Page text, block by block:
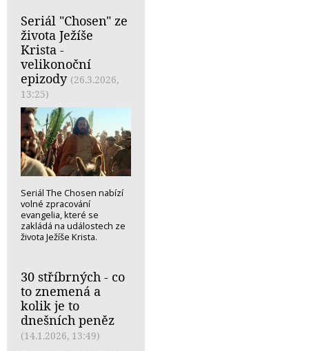
Seriál "Chosen" ze
života Ježíše
Krista -
velikonoční
epizody (26.3.2026,
13:25)
Seriál The Chosen nabízí
volné zpracování
evangelia, které se
zakládá na událostech ze
života Ježíše Krista.
30 stříbrných - co
to znemená a
kolik je to
dnešních peněz
(14.1.2026, 13:49)